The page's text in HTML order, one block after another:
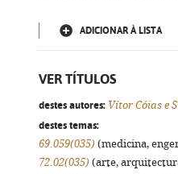
ADICIONAR À LISTA
VER TÍTULOS
destes autores: Vítor Cóias e
destes temas:
69.059(035) (medicina,
72.02(035) (arte,